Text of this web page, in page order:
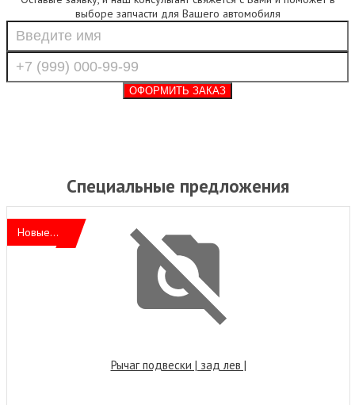
выборе запчасти для Вашего автомобиля
Специальные предложения
Новые...
Рычаг подвески | зад лев |